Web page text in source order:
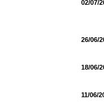
02/07/
26/06/
18/06/
11/06/